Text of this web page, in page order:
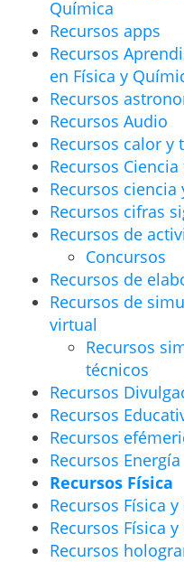
Química
Recursos apps
Recursos
en Física y
Recursos
Recursos Audio
Recursos calor y
Recursos
Recursos ciencia
Recursos cifras
Recursos de
Concursos
Recursos de
Recursos de
virtual
Recursos
técnicos
Recursos
Recursos
Recursos
Recursos Energía
Recursos Física
Recursos Física
Recursos Física
Recursos